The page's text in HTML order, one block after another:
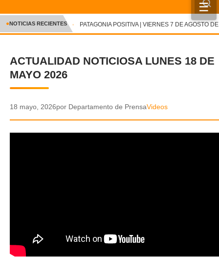
☰
INICIO
CRÓNICA
DEPORTES
POLICIAL
TRANSPARENCIA
✕
●NOTICIAS RECIENTES PATAGONIA POSITIVA | VIERNES 7 DE AGOSTO DE
ACTUALIDAD NOTICIOSA LUNES 18 DE
MAYO 2026
18 mayo, 2026por Departamento de PrensaVideos